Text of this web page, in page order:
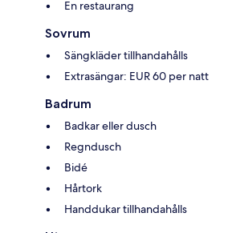
En restaurang
Sovrum
Sängkläder tillhandahålls
Extrasängar: EUR 60 per natt
Badrum
Badkar eller dusch
Regndusch
Bidé
Hårtork
Handdukar tillhandahålls